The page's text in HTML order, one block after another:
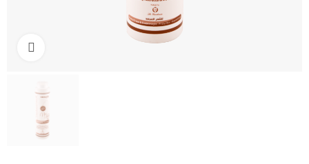
Cliquez pour agrandir